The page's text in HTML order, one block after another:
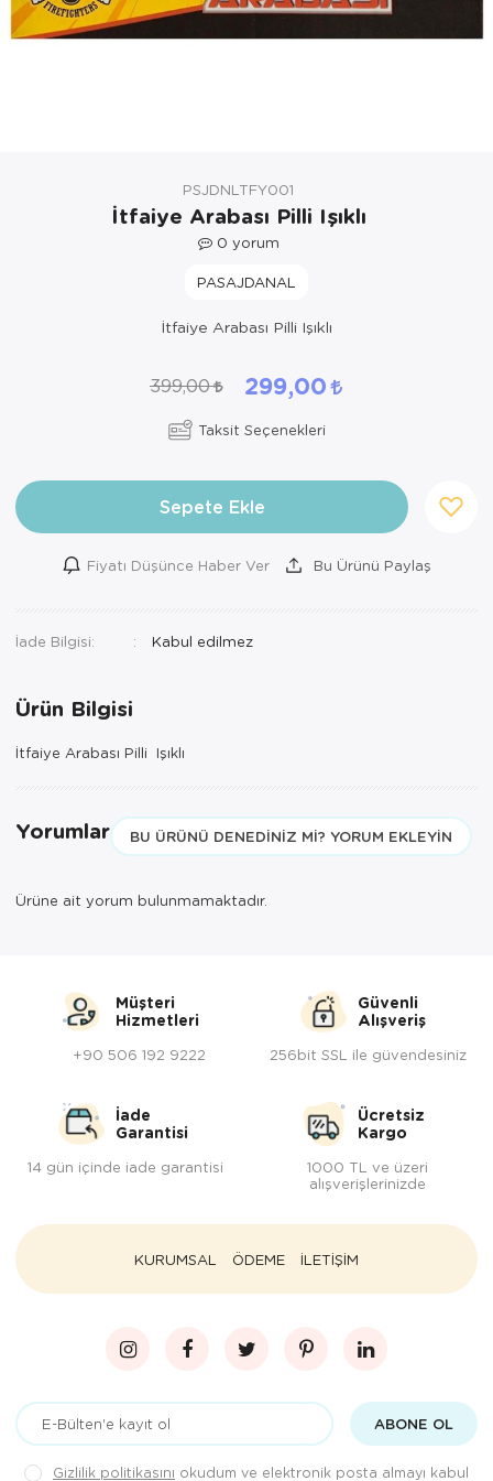
PSJDNLTFY001
İtfaiye Arabası Pilli Işıklı
0 yorum
PASAJDANAL
İtfaiye Arabası Pilli Işıklı
399,00 299,00
Taksit Seçenekleri
Sepete Ekle
Fiyatı Düşünce Haber Ver Bu Ürünü Paylaş
İade Bilgisi:
Ürün Bilgisi
İtfaiye Arabası Pilli Işıklı
Yorumlar BU ÜRÜNÜ DENEDINIZ MI? YORUM EKLEYIN
Ürüne ait yorum bulunmamaktadır.
Müşteri
Hizmetleri
+90 506 192 9222
Güvenli
Alışveriş
256bit SSL ile güvendesiniz
İade
Garantisi
14 gün içinde iade garantisi
Ücretsiz
Kargo
1000 TL ve üzeri
alışverişlerinizde
KURUMSAL ÖDEME İLETİŞİM
ABONE OL
Gizlilik politikasını okudum ve elektronik posta almayı kabul